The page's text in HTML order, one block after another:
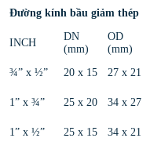
Đường kính bầu giảm thép
INCH
DN
(mm)
OD
(mm)
¾” x ½” 20 x 15 27 x 21
1” x ¾”
25 x 20 34 x 27
1” x ½”
25 x 15 34 x 21